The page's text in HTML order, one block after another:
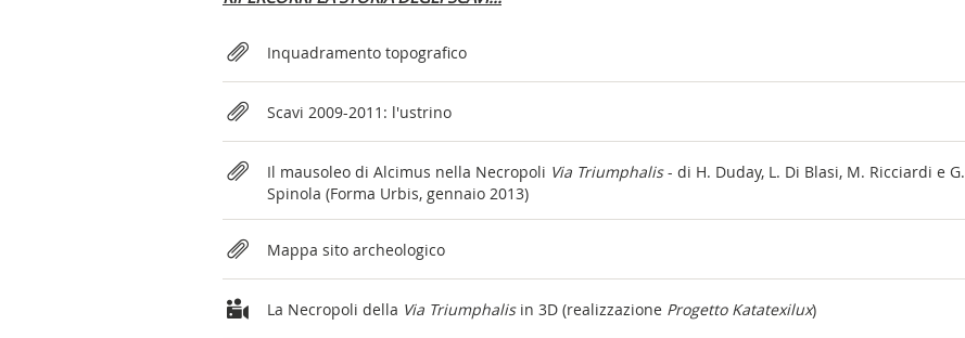
RelatedsInquadramento topografico
Scavi 2009-2011: l'ustrino
Il mausoleo di Alcimus nella Necropoli Via Triumphalis- di H. Duday, L. Di Blasi, M. Ricciardi e G.
Spinola (Forma Urbis, gennaio 2013)
Mappa sito archeologico
La Necropoli della Via Triumphalisin 3D (realizzazione Progetto Katatexilux)